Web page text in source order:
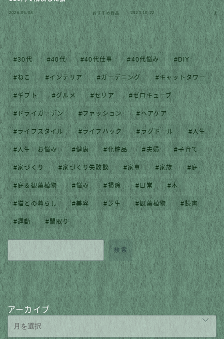
2026.05.08 おすすめ商品 2023.10.22 おす
30代 40代 40代仕事 40代悩み DIY
ねこ インテリア ガーデニング キャットタワー
ギフト グルメ セリア ゼロキューブ
ドライガーデン ファッション ヘアケア
ライフスタイル ライフハック ラグドール 人生
人生 お悩み 健康 化粧品 夫婦 子育て
家づくり 家づくり失敗談 家事 家族 庭
庭＆観葉植物 悩み 掃除 日常 本
猫との暮らし 美容 芝生 観葉植物 読書
運動 間取り
検索
アーカイブ